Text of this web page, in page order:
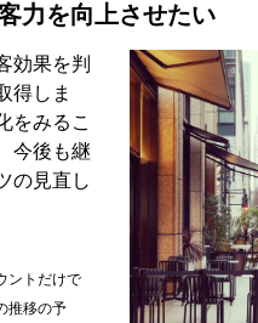
力を向上させたい
効果を判
得しま
をみるこ
今後も継
の見直し
ントだけで
推移の予